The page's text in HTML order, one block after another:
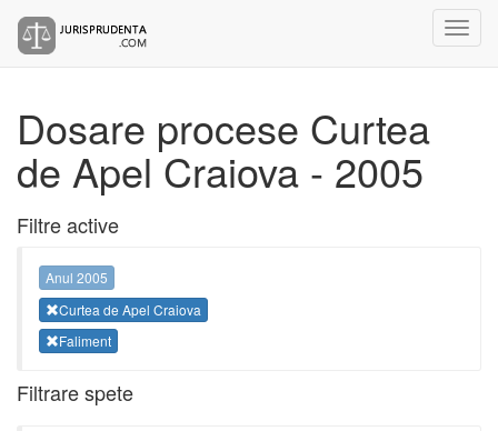
Dosare procese Curtea
de Apel Craiova - 2005
Filtre active
Anul 2005
Curtea de Apel Craiova
Faliment
Filtrare spete